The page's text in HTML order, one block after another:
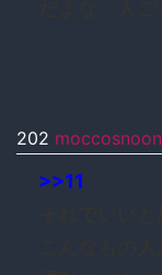
202 moccosnoon
>>11